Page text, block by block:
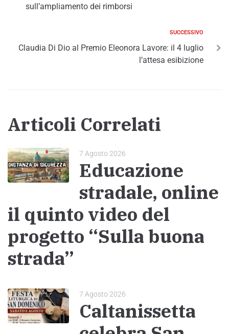
sull’ampliamento dei rimborsi
SUCCESSIVO
Claudia Di Dio al Premio Eleonora Lavore: il 4 luglio
l’attesa esibizione
Articoli Correlati
7 Agosto 2026
Educazione
stradale, online
il quinto video del
progetto “Sulla buona
strada”
7 Agosto 2026
Caltanissetta